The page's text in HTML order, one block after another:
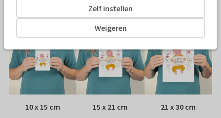
Formaten
10 x 15 cm 15 x 21 cm 21 x 30 cm
Weigeren
Zelf instellen